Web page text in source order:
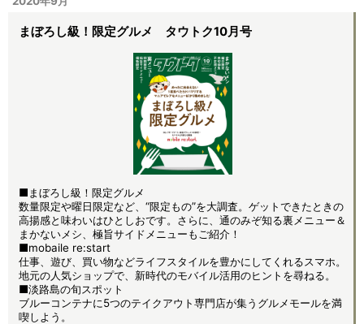
まぼろし級！限定グルメ タウトク10月号
■まぼろし級！限定グルメ
数量限定や曜日限定など、“限定もの”を大調査。ゲットできたときの
高揚感と味わいはひとしおです。さらに、通のみぞ知る裏メニュー＆
まかないメシ、極旨サイドメニューもご紹介！
■mobaile re:start
仕事、遊び、買い物などライフスタイルを豊かにしてくれるスマホ。
地元の人気ショップで、新時代のモバイル活用のヒントを尋ねる。
■淡路島の旬スポット
ブルーコンテナに5つのテイクアウト専門店が集うグルメモールを満
喫しよう。